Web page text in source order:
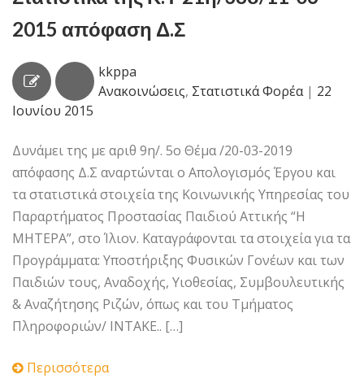
2015 απόφαση Δ.Σ
kkppa
Ανακοινώσεις, Στατιστικά Φορέα| 22
Ιουνίου 2015
Δυνάμει της με αριθ 9η/. 5ο Θέμα /20-03-2019
απόφασης Δ.Σ αναρτώνται ο Απολογισμός Έργου και
τα στατιστικά στοιχεία της Κοινωνικής Υπηρεσίας του
Παραρτήματος Προστασίας Παιδιού Αττικής “Η
ΜΗΤΕΡΑ”, στο Ίλιον. Καταγράφονται τα στοιχεία για τα
Προγράμματα: Υποστήριξης Φυσικών Γονέων και των
Παιδιών τους, Αναδοχής, Υιοθεσίας, Συμβουλευτικής
& Αναζήτησης Ριζών, όπως και του Τμήματος
Πληροφοριών/ ΙΝΤΑΚΕ.. […]
Περισσότερα